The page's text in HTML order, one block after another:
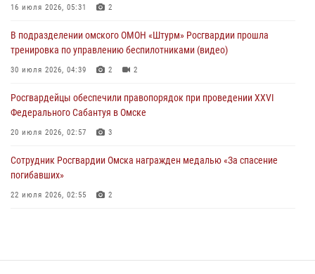
Руси в Омске
При содействии спецназа Росгвардии пресечены нарушения
миграционного законодательства в Омске (видео)
16 июля 2026, 05:31 2
В подразделении омского ОМОН «Штурм» Росгвардии прошла
тренировка по управлению беспилотниками (видео)
30 июля 2026, 04:39 2 2
Росгвардейцы обеcпечили правопорядок при проведении XXVI
Федерального Сабантуя в Омске
20 июля 2026, 02:57 3
Сотрудник Росгвардии Омска награжден медалью «За спасение
погибавших»
22 июля 2026, 02:55 2